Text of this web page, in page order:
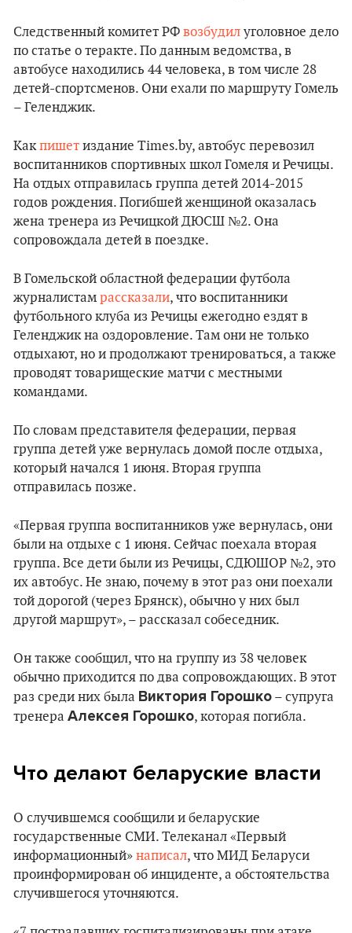
Следственный комитет РФ возбудил уголовное дело
по статье о теракте. По данным ведомства, в
автобусе находились 44 человека, в том числе 28
детей-спортсменов. Они ехали по маршруту Гомель
– Геленджик.
Какпишет издание Times.by, автобус перевозил
воспитанников спортивных школ Гомеля и Речицы.
На отдых отправилась группа детей 2014-2015
годов рождения. Погибшей женщиной оказалась
жена тренера из Речицкой ДЮСШ №2. Она
сопровождала детей в поездке.
В Гомельской областной федерации футбола
журналистам рассказали, что воспитанники
футбольного клуба из Речицы ежегодно ездят в
Геленджик на оздоровление. Там они не только
отдыхают, но и продолжают тренироваться, а также
проводят товарищеские матчи с местными
командами.
По словам представителя федерации, первая
группа детей уже вернулась домой после отдыха,
который начался 1 июня. Вторая группа
отправилась позже.
«Первая группа воспитанников уже вернулась, они
были на отдыхе с 1 июня. Сейчас поехала вторая
группа. Все дети были из Речицы, СДЮШОР №2, это
их автобус. Не знаю, почему в этот раз они поехали
той дорогой (через Брянск), обычно у них был
другой маршрут», – рассказал собеседник.
Он также сообщил, что на группу из 38 человек
обычно приходится по два сопровождающих. В этот
раз среди них была Виктория Горошко – супруга
тренера Алексея Горошко, которая погибла.
Что делают беларуские власти
О случившемся сообщили и беларуские
государственные СМИ. Телеканал «Первый
информационный» написал, что МИД Беларуси
проинформирован об инциденте, а обстоятельства
случившегося уточняются.